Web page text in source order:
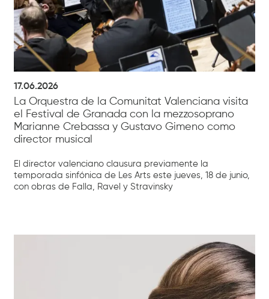
17.06.2026
La Orquestra de la Comunitat Valenciana visita
el Festival de Granada con la mezzosoprano
Marianne Crebassa y Gustavo Gimeno como
director musical
El director valenciano clausura previamente la
temporada sinfónica de Les Arts este jueves, 18 de junio,
con obras de Falla, Ravel y Stravinsky